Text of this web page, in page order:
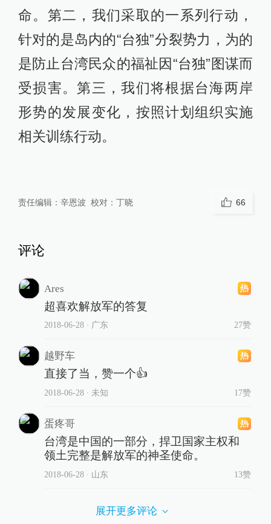
命。第二，我们采取的一系列行动，
针对的是岛内的“台独”分裂势力，为的
是防止台湾民众的福祉因“台独”图谋而
受损害。第三，我们将根据台海两岸
形势的发展变化，按照计划组织实施
相关训练行动。
责任编辑： 辛恩波 校对： 丁晓 66
评论
Ares
超喜欢解放军的答复
2018-06-28∙ 广东 27赞
越野车
直接了当，赞一个👍
2018-06-28∙ 未知 17赞
蛋疼哥
台湾是中国的一部分，捍卫国家主权和
领土完整是解放军的神圣使命。
2018-06-28∙ 山东 13赞
展开更多评论